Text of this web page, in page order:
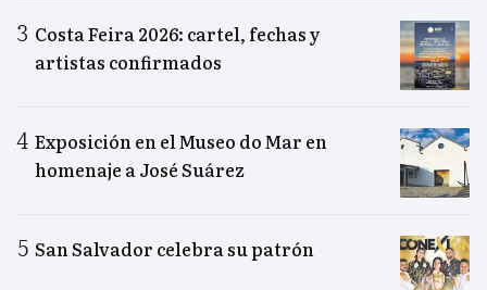
Costa Feira 2026: cartel, fechas y
artistas confirmados
Exposición en el Museo do Mar en
homenaje a José Suárez
San Salvador celebra su patrón